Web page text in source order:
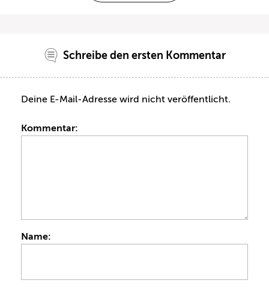
Schreibe den ersten Kommentar
Deine E-Mail-Adresse wird nicht veröffentlicht.
Kommentar:
Name: